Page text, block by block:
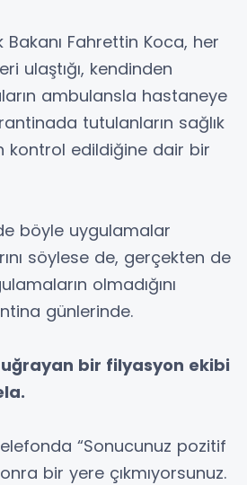
Bakanı Fahrettin Koca, her
ulaştığı, kendinden
ambulansla hastaneye
tutulanların sağlık
kontrol edildiğine dair bir
böyle uygulamalar
söylese de, gerçekten de
olmadığını
günlerinde.
bir filyasyon ekibi
“Sonucunuz pozitif
bir yere çıkmıyorsunuz.